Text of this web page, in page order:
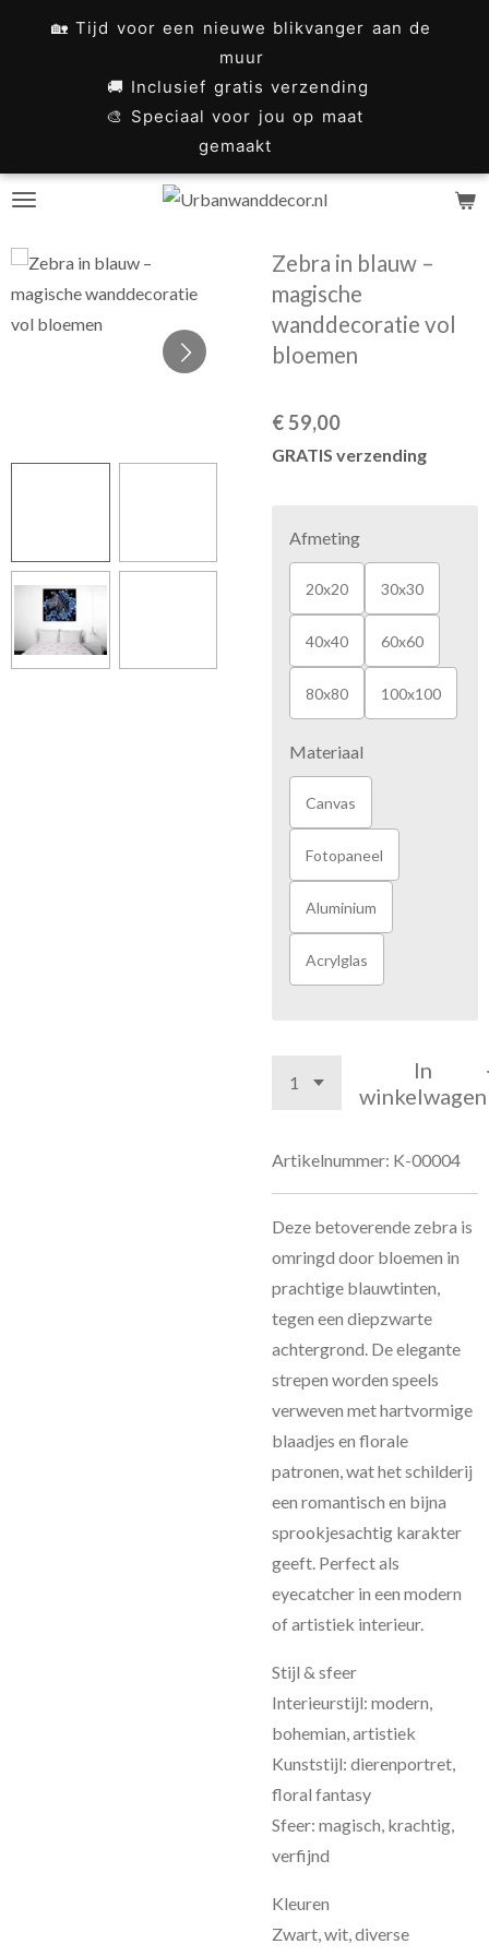
🏡 Tijd voor een nieuwe blikvanger aan de
muur
🚚 Inclusief gratis verzending
🎨 Speciaal voor jou op maat
gemaakt
Zebra in blauw –
magische
wanddecoratie vol
bloemen
€ 59,00
GRATIS verzending
Afmeting
20x20 30x30
40x40 60x60
80x80 100x100
Materiaal
Canvas
Fotopaneel
Aluminium
Acrylglas
In
winkelwagen
Artikelnummer: K-00004
Deze betoverende zebra is
omringd door bloemen in
prachtige blauwtinten,
tegen een diepzwarte
achtergrond. De elegante
strepen worden speels
verweven met hartvormige
blaadjes en florale
patronen, wat het schilderij
een romantisch en bijna
sprookjesachtig karakter
geeft. Perfect als
eyecatcher in een modern
of artistiek interieur.
Stijl & sfeer
Interieurstijl: modern,
bohemian, artistiek
Kunststijl: dierenportret,
floral fantasy
Sfeer: magisch, krachtig,
verfijnd
Kleuren
Zwart, wit, diverse